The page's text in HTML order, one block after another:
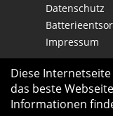
Datenschutz
Impressum
Diese
das beste
Informationen